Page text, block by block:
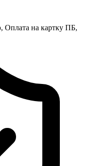
Оплата на картку ПБ,